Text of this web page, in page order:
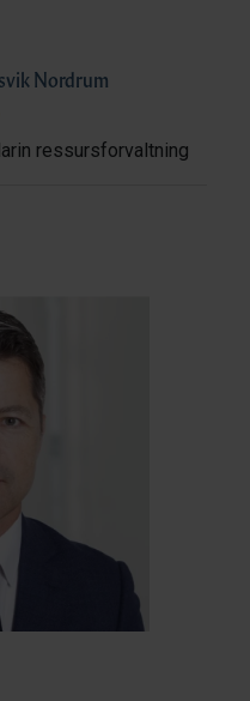
Nordrum
ressursforvaltning